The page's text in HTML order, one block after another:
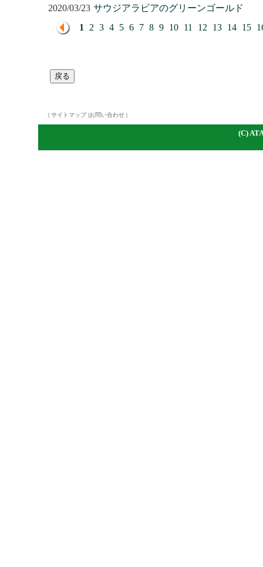
2020/03/23 サウジアラビアのグリーンゴールド
1
2 3 4 5 6 7 8 9 10 11 12 13 14 15
| サイトマップ|お問い合わせ |
(C)A